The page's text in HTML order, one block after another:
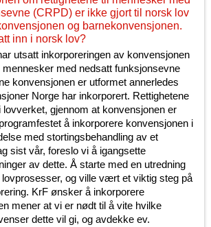
(CRPD) er ikke gjort til norsk lov
og barnekonvensjonen.
inn i norsk lov?
utsatt inkorporeringen av konvensjonen
mennesker med nedsatt funksjonsevne
konvensjonen er utformet annerledes
Norge har inkorporert. Rettighetene
lovverket, gjennom at konvensjonen er
å inkorporere konvensjonen i
med stortingsbehandling av et
sist vår, foreslo vi å igangsette
av dette. Å starte med en utredning
og ville vært et viktig steg på
KrF ønsker å inkorporere
mener at vi er nødt til å vite hvilke
dette vil gi, og avdekke ev.